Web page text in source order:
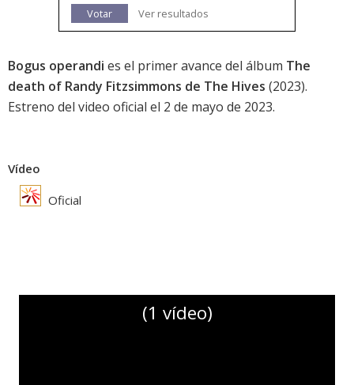
Votar
Ver resultados
Bogus operandi es el primer avance del álbum The
death of Randy Fitzsimmons de The Hives (2023).
Estreno del video oficial el 2 de mayo de 2023.
Vídeo
Oficial
(1 vídeo)